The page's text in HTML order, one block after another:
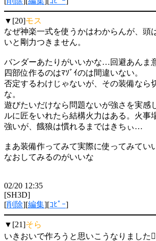
▼[20]モス
なぜ神楽一式を使うかはわからんが、頭
いと剛力つきません。
バンダーあたりがいいかな…回避あん
四部位作るのはﾏｿﾞｲのは間違いない。
否定するわけじゃないが、その装備なら
な。
遊びたいだけなら問題ないが強さを実感
ルに匠をいれたら結構火力はある。火事
強いが、餓狼は慣れるまではきちぃ…
まあ装備作ってみて実際に使ってみてい
なおしてみるのがいいな
02/20 12:35
[SH3D]
[削除][編集][ｺﾋﾟｰ]
▼[21]そら
いきおいで作ろうと思いこうなりました